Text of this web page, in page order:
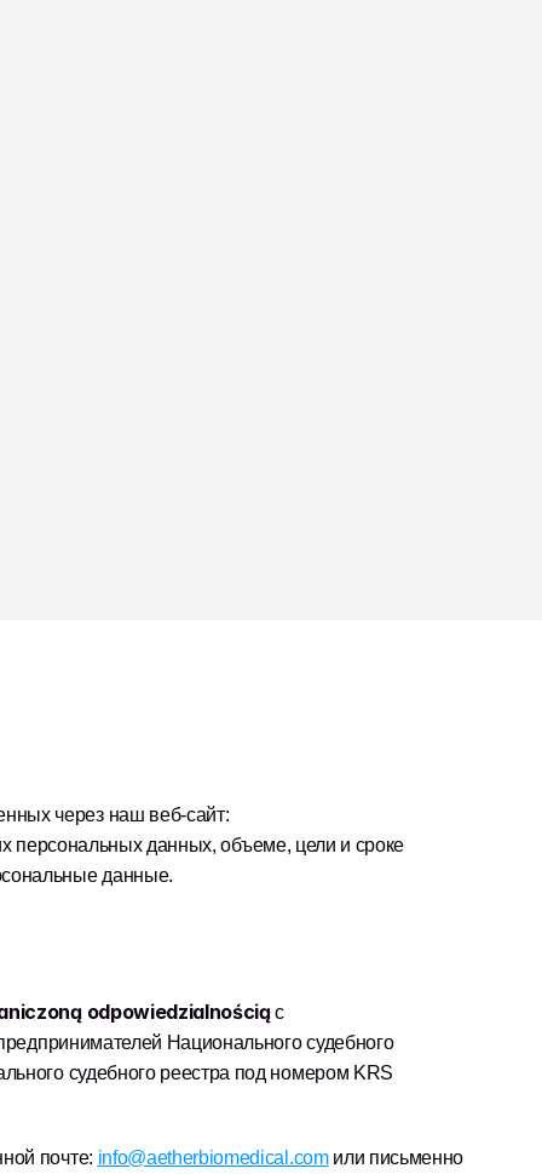
персональных данных, объеме, цели и сроке
данные.
odpowiedzialnością с
Национального судебного
судебного реестра под номером KRS
почте: info@aetherbiomedical.com или письменно